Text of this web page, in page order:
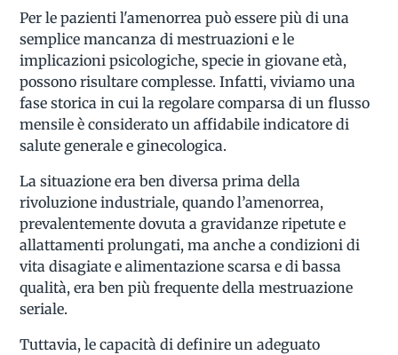
Per le pazienti l'amenorrea può essere più di una
semplice mancanza di mestruazioni e le
implicazioni psicologiche, specie in giovane età,
possono risultare complesse. Infatti, viviamo una
fase storica in cui la regolare comparsa di un flusso
mensile è considerato un affidabile indicatore di
salute generale e ginecologica.
La situazione era ben diversa prima della
rivoluzione industriale, quando l’amenorrea,
prevalentemente dovuta a gravidanze ripetute e
allattamenti prolungati, ma anche a condizioni di
vita disagiate e alimentazione scarsa e di bassa
qualità, era ben più frequente della mestruazione
seriale.
Tuttavia, le capacità di definire un adeguato